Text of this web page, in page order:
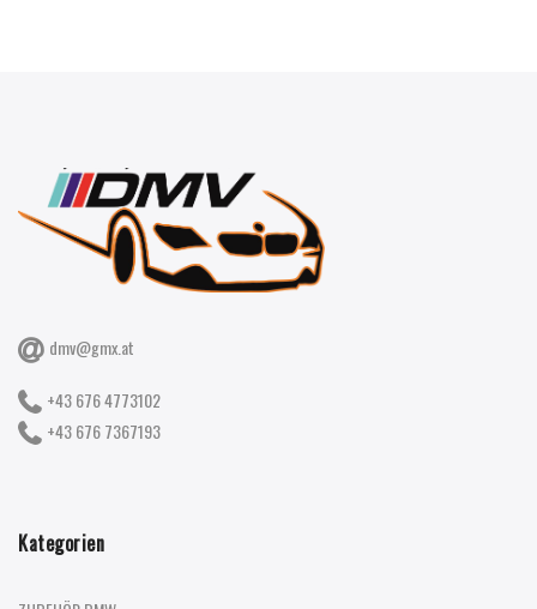
dmv@gmx.at
+43 676 4773102
+43 676 7367193
Kategorien